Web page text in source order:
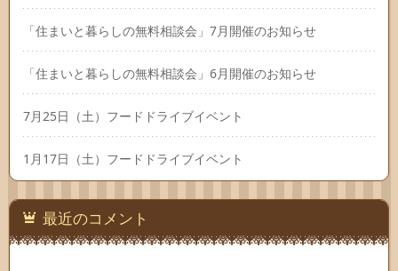
「住まいと暮らしの無料相談会」7月開催のお知らせ
「住まいと暮らしの無料相談会」6月開催のお知らせ
7月25日（土）フードドライブイベント
1月17日（土）フードドライブイベント
最近のコメント